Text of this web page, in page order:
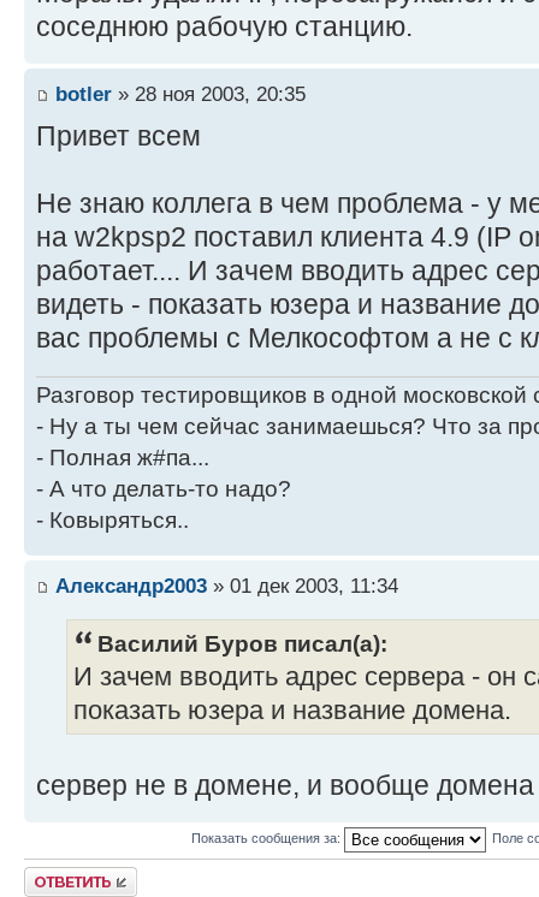
соседнюю рабочую станцию.
botler » 28 ноя 2003, 20:35
Привет всем
Не знаю коллега в чем проблема - у
на w2kpsp2 поставил клиента 4.9 (IP
работает.... И зачем вводить адрес
видеть - показать юзера и название
вас проблемы с Мелкософтом а не с
Разговор тестировщиков в одной
- Ну а ты чем сейчас занимаешься? Что за
- Полная ж#па...
- А что делать-то надо?
- Ковыряться..
Александр2003 » 01 дек 2003, 11:34
Василий Буров писал(а):
И зачем вводить адрес сервера - он
показать юзера и название домена.
сервер не в домене, и вообще домена
Показать сообщения за: Поле
Ответить